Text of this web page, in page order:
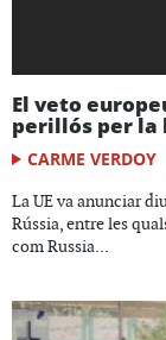
El veto
perillós per la
CARME VERDOY
La UE va anunciar
Rússia, entre les
com Russia...